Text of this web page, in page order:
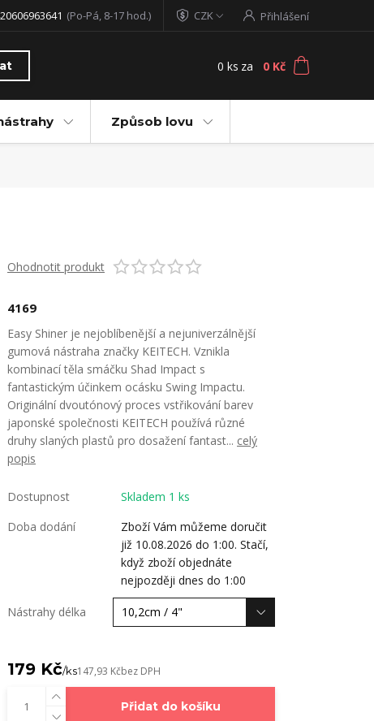
CZK Přihlášení
(Po-Pá, 8-17 hod.)
0 ks za 0 Kč
Způsob lovu
Ohodnotit produkt
4169
Easy Shiner je nejoblíbenější a nejuniverzálnější
gumová nástraha značky KEITECH. Vznikla
kombinací těla smáčku Shad Impact s
fantastickým účinkem ocásku Swing Impactu.
Originální dvoutónový proces vstřikování barev
japonské společnosti KEITECH používá různé
druhy slaných plastů pro dosažení fantast... celý
popis
Dostupnost
Skladem 1 ks
Doba dodání
Zboží Vám můžeme doručit
již 10.08.2026 do 1:00. Stačí,
když zboží objednáte
nejpozději dnes do 1:00
Nástrahy délka
179 Kč/ks147,93 Kčbez DPH
Přidat do košíku